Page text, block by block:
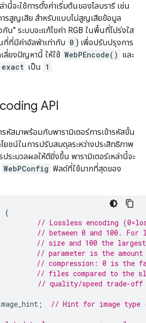
นี้จะใช้การตั้งค่าเริ่มต้นของไลบรารี เช่น
รสูญเสีย สำหรับแบบไม่สูญเสียข้อมูล
กัน" ระบบจะแก้ไขค่า RGB ในพื้นที่โปร่งใส
ที่มีค่าอัลฟ่าเท่ากับ 0 ) เพื่อปรับปรุงการ
ลี่ยงปัญหานี้ ให้ใช้ WebPEncode() และ
เป็น 1
API
รหัสมาพร้อมกับพารามิเตอร์การเข้ารหัสขั้น
ยชน์ในการปรับสมดุลระหว่างประสิทธิภาพ
ระมวลผลให้ดียิ่งขึ้น พารามิเตอร์เหล่านี้จะ
WebPConfig ฟิลด์ที่ใช้มากที่สุดของ
{
// Lossless encoding
// between 0 and 100.
// size and 100 the
// parameter is the
// compression: 0 is the
// files compared to the
// quality/speed trade-off
; // Hint for image type